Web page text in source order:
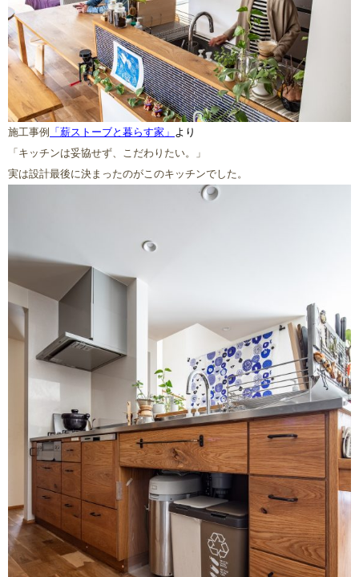
施工事例 「薪ストーブと暮らす家」 より
「キッチンは妥協せず、こだわりたい。」
実は設計最後に決まったのがこのキッチンでした。